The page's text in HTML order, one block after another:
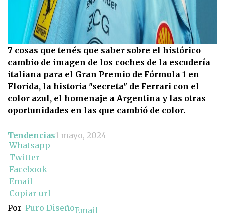
7 cosas que tenés que saber sobre el histórico
cambio de imagen de los coches de la escudería
italiana para el Gran Premio de Fórmula 1 en
Florida, la historia "secreta" de Ferrari con el
color azul, el homenaje a Argentina y las otras
oportunidades en las que cambió de color.
Tendencias1 mayo, 2024
Whatsapp
Twitter
Facebook
Email
Copiar url
Por Puro DiseñoEmail